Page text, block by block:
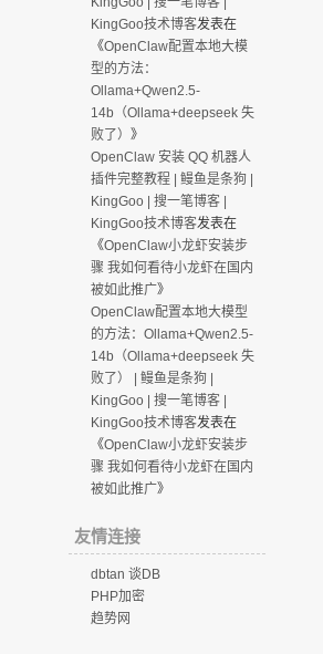
KingGoo技术博客发表在
《OpenClaw配置本地大模
型的方法：
Ollama+Qwen2.5-
14b（Ollama+deepseek 失
败了）
》
OpenClaw 安装 QQ 机器人
插件完整教程 | 鳗鱼是条狗 |
KingGoo | 搜一笔博客 |
KingGoo技术博客发表在
《OpenClaw小龙虾安装步
骤 我如何看待小龙虾在国内
被如此推广》
OpenClaw配置本地大模型
的方法：Ollama+Qwen2.5-
14b（Ollama+deepseek 失
败了） | 鳗鱼是条狗 |
KingGoo | 搜一笔博客 |
KingGoo技术博客发表在
《OpenClaw小龙虾安装步
骤 我如何看待小龙虾在国内
被如此推广》
友情连接
dbtan 谈DB
PHP加密
趋势网